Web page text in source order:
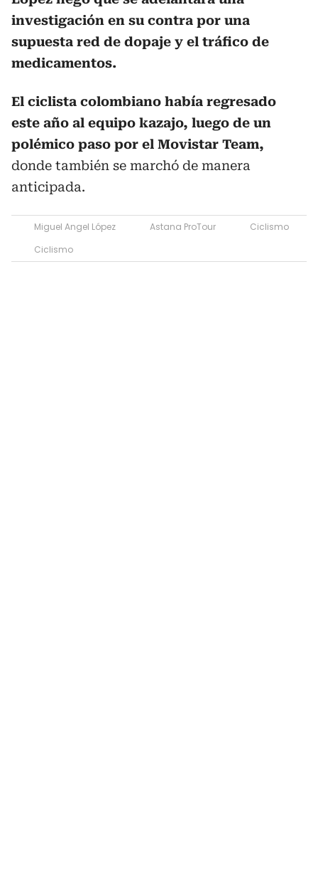
investigación en su contra por una
supuesta red de dopaje y el tráfico de
medicamentos.
El ciclista colombiano había regresado
este año al equipo kazajo, luego de un
polémico paso por el Movistar Team,
donde también se marchó de manera
anticipada.
Miguel Angel López Astana ProTour
Ciclismo
Ciclismo